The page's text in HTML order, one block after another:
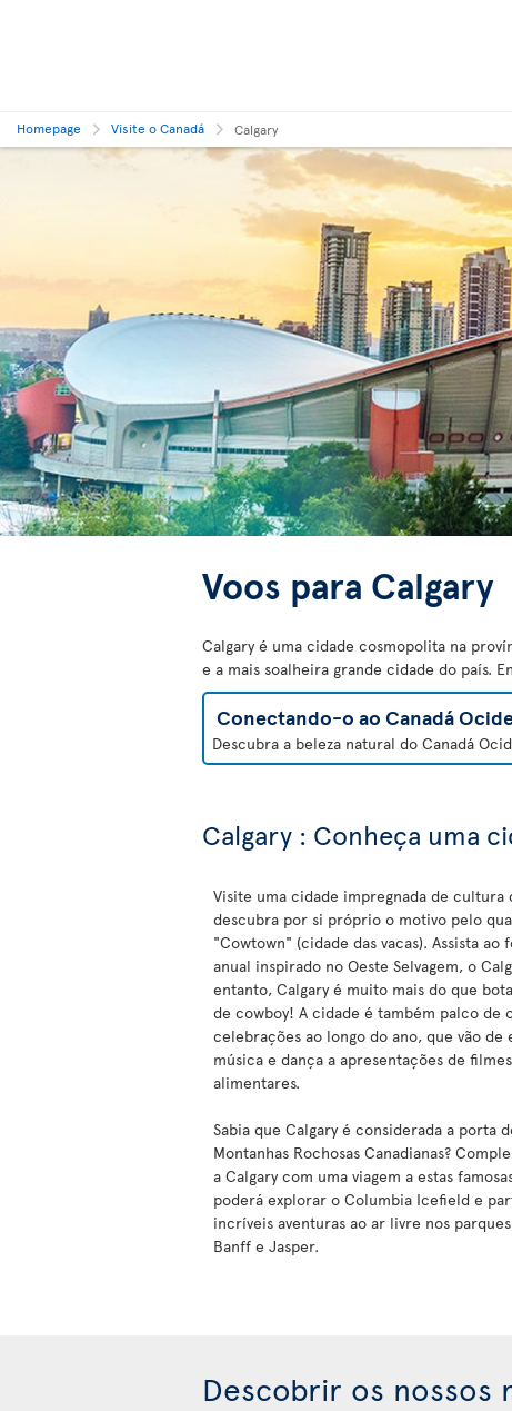
Homepage Visite o Canadá Calgary
Voos para Calgary
Calgary é uma cidade cosmopolita na
e a mais soalheira grande cidade do país.
Conectando-o ao Canadá
Descubra a beleza natural do Canadá
Calgary : Conheça uma
Visite uma cidade impregnada de cultura
descubra por si próprio o motivo pelo
"Cowtown" (cidade das vacas). Assista
anual inspirado no Oeste Selvagem, o
entanto, Calgary é muito mais do que
de cowboy! A cidade é também palco de
celebrações ao longo do ano, que vão de
música e dança a apresentações de
alimentares.
Sabia que Calgary é considerada a porta
Montanhas Rochosas Canadianas?
a Calgary com uma viagem a estas
poderá explorar o Columbia Icefield e
incríveis aventuras ao ar livre nos
Banff e Jasper.
Descobrir os nossos